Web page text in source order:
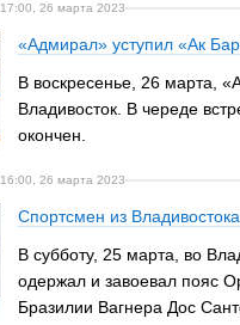
17:00, 26 марта 2023
«Адмирал» уступил «Ак
В воскресенье, 26 марта,
Владивосток. В череде
окончен.
16:00, 26 марта 2023
Спортсмен из
В субботу, 25 марта, во
одержал и завоевал пояс
Бразилии Вагнера Дос